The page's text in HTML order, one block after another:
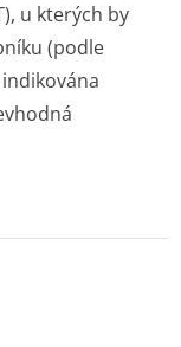
u kterých by
(podle